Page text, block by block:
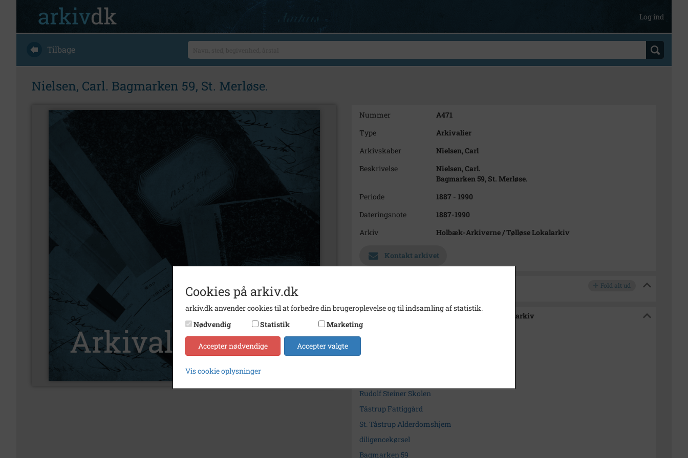
Log ind
Tilbage
Nielsen, Carl. Bagmarken 59, St. Merløse.
Nummer
A471
Type
Arkivalier
Arkivskaber
Nielsen, Carl
Beskrivelse
Nielsen, Carl.
Bagmarken 59, St. Merløse.
Periode
1887 - 1990
Dateringsnote
1887-1990
Arkiv
Holbæk-Arkiverne / Tølløse Lokalarkiv
Kontakt arkivet
Fold alt ud
Søg videre i Holbæk-Arkiverne / Tølløse Lokalarkiv
juleskikke
Rudolf Steiner Skolen
Tåstrup Fattiggård
St. Tåstrup Alderdomshjem
diligencekørsel
Bagmarken 59
Cookies på arkiv.dk
arkiv.dk anvender cookies til at forbedre din brugeroplevelse og til indsamling af statistik.
Nødvendig
Statistik Marketing
Accepter nødvendige Accepter valgte
Vis cookie oplysninger